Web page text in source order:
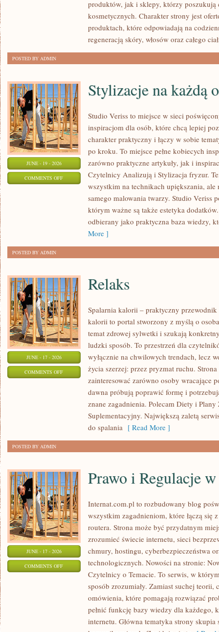
produktów, jak i sklepy, którzy poszukują
kosmetycznych. Charakter strony jest
produktach, które odpowiadają na
regeneracją skóry, włosów oraz całego
POSTED BY ADMIN
JUNE - 19 - 2026
COMMENTS OFFON
STYLIZACJE
Stylizacje na każdą
Studio Veriss to miejsce w sieci
inspiracjom dla osób, które chcą lepiej
charakter praktyczny i łączy w sobie
po kroku. To miejsce pełne kobiecych
zarówno praktyczne artykuły, jak i
Czytelnicy Analizują i Stylizacja fryzur.
wszystkim na technikach upiększania, ale
samego malowania twarzy. Studio Veriss
którym ważne są także estetyka
odbierany jako praktyczna baza wiedzy,
More ]
POSTED BY ADMIN
JUNE - 17 - 2026
COMMENTS OFFON
Relaks
Spalarnia kalorii – praktyczny
kalorii to portal stworzony z myślą o
temat zdrowej sylwetki i szukają
ludzki sposób. To przestrzeń dla
wyłącznie na chwilowych trendach, lecz
życia szerzej: przez pryzmat ruchu.
zainteresować zarówno osoby wracające
dawna próbują poprawić formę i
znane zagadnienia. Polecam Diety i
Suplementacyjny. Największą zaletą
do spalania [ Read More ]
POSTED BY ADMIN
JUNE - 17 - 2026
COMMENTS OFFON
REGULACJE
Prawo i Regulacje
Internat.com.pl to rozbudowany blog
wszystkim zagadnieniom, które łączą się
routera. Strona może być przydatnym
zrozumieć świecie internetu, sieci
chmury, hostingu, cyberbezpieczeństwa
technologicznych. Nowości na stronie:
Czytelnicy o Temacie. To serwis, w
sposób zrozumiały. Zamiast suchej
omówienia, które pomagają rozwiązać
pełnić funkcję bazy wiedzy dla każdego,
internetu. Główna tematyka strony skupia